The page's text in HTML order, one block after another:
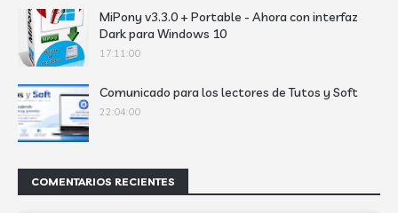
MiPony v3.3.0 + Portable - Ahora con interfaz
Dark para Windows 10
17:11:00
Comunicado para los lectores de Tutos y Soft
22:04:00
COMENTARIOS RECIENTES